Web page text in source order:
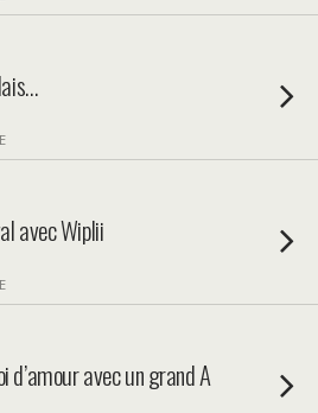
avec Wiplii
d’amour avec un grand A